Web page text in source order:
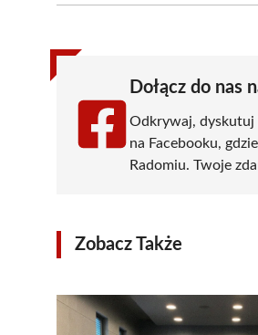
(Twitter)
Dołącz do nas
Odkrywaj, dyskutuj
na Facebooku,
Radomiu. Twoje
Zobacz Także